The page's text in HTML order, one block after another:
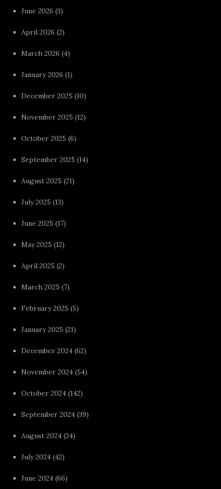
June 2026 (3)
April 2026 (2)
March 2026 (4)
January 2026 (1)
December 2025 (10)
November 2025 (12)
October 2025 (6)
September 2025 (14)
August 2025 (21)
July 2025 (13)
June 2025 (17)
May 2025 (12)
April 2025 (2)
March 2025 (7)
February 2025 (5)
January 2025 (21)
December 2024 (62)
November 2024 (54)
October 2024 (142)
September 2024 (39)
August 2024 (24)
July 2024 (42)
June 2024 (66)